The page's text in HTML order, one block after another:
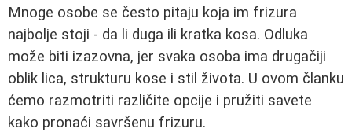
Mnoge osobe se često pitaju koja im frizura
najbolje stoji - da li duga ili kratka kosa. Odluka
može biti izazovna, jer svaka osoba ima drugačiji
oblik lica, strukturu kose i stil života. U ovom članku
ćemo razmotriti različite opcije i pružiti savete
kako pronaći savršenu frizuru.